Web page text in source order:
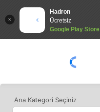
Hadron
Ücretsiz
Google Play Store
Ana Kategori Seçiniz